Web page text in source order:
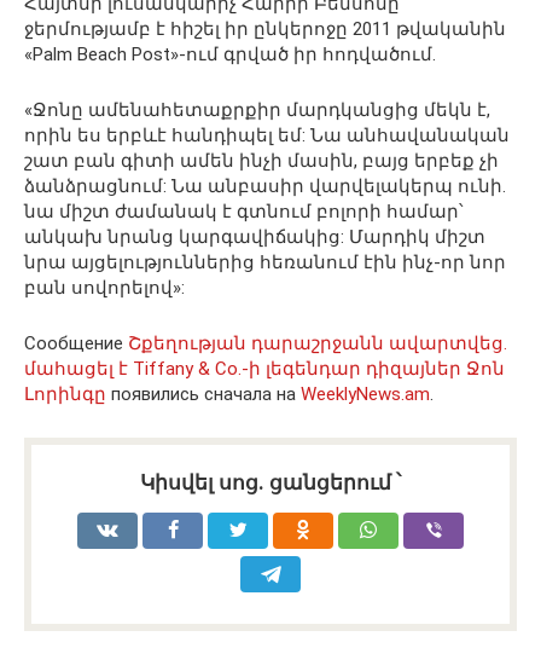
ջերմությամբ է հիշել իր ընկերոջը 2011 թվականին
«Palm Beach Post»-ում գրված իր հոդվածում.
«Ջոնը ամենահետաքրքիր մարդկանցից մեկն է,
որին ես երբևէ հանդիպել եմ: Նա անհավանական
շատ բան գիտի ամեն ինչի մասին, բայց երբեք չի
ձանձրացնում: Նա անբասիր վարվելակերպ ունի.
նա միշտ ժամանակ է գտնում բոլորի համար՝
անկախ նրանց կարգավիճակից: Մարդիկ միշտ
նրա այցելություններից հեռանում էին ինչ-որ նոր
բան սովորելով»:
Сообщение Շքեղության դարաշրջանն ավարտվեց.
մահացել է Tiffany & Co.-ի լեգենդար դիզայներ Ջոն
Լորինգը появились сначала на WeeklyNews.am.
Կիսվել սոց․ ցանցերում ՝